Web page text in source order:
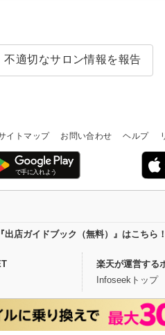
不適切なサロン情報を報告
イトマップ お問い合わせ ヘルプ
出店ガイドブック（無料）』はこちら
楽天が運営する
Infoseekトップ